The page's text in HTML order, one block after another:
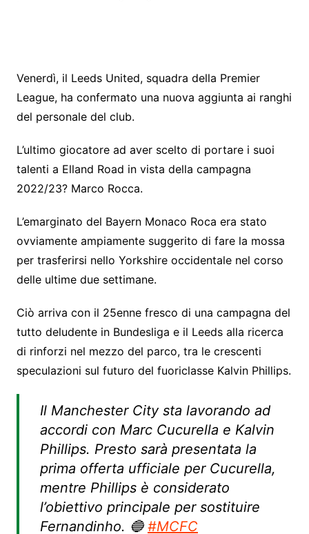
Venerdì, il Leeds United, squadra della Premier
League, ha confermato una nuova aggiunta ai ranghi
del personale del club.
L’ultimo giocatore ad aver scelto di portare i suoi
talenti a Elland Road in vista della campagna
2022/23? Marco Rocca.
L’emarginato del Bayern Monaco Roca era stato
ovviamente ampiamente suggerito di fare la mossa
per trasferirsi nello Yorkshire occidentale nel corso
delle ultime due settimane.
Ciò arriva con il 25enne fresco di una campagna del
tutto deludente in Bundesliga e il Leeds alla ricerca
di rinforzi nel mezzo del parco, tra le crescenti
speculazioni sul futuro del fuoriclasse Kalvin Phillips.
Il Manchester City sta lavorando ad
accordi con Marc Cucurella e Kalvin
Phillips. Presto sarà presentata la
prima offerta ufficiale per Cucurella,
mentre Phillips è considerato
l’obiettivo principale per sostituire
Fernandinho. 🔵#MCFC